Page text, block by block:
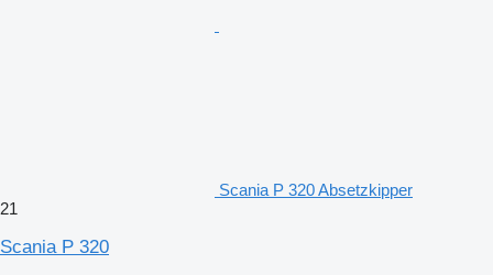
Scania P 320 Absetzkipper
21
Scania P 320